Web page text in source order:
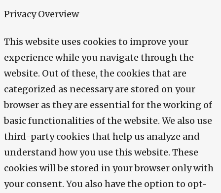
Privacy Overview
This website uses cookies to improve your
experience while you navigate through the
website. Out of these, the cookies that are
categorized as necessary are stored on your
browser as they are essential for the working of
basic functionalities of the website. We also use
third-party cookies that help us analyze and
understand how you use this website. These
cookies will be stored in your browser only with
your consent. You also have the option to opt-